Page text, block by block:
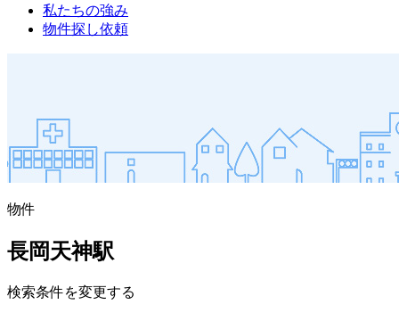
私たちの強み
物件探し依頼
物件
長岡天神駅
検索条件を変更する